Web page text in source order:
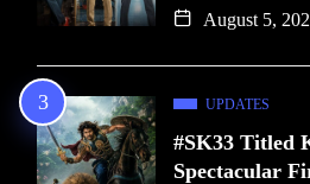
August 5,
UPDATES
#SK33 Titled
Spectacular